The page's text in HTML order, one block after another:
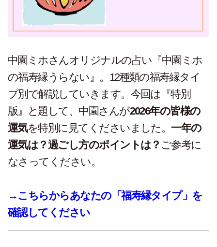
中園ミホさんオリジナルの占い『中園ミホ
の福寿縁うらない』。12種類の福寿縁タイ
プ別で解説していきます。今回は『特別
版』と題して、中園さんが2026年の皆様の
運気を特別に見てくださいました。 一年の
運気は？過ごし方のポイントは？ ご参考に
なさってください。
→こちらからあなたの「福寿縁タイプ」を
確認してください